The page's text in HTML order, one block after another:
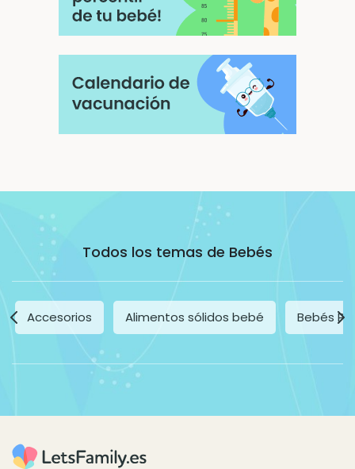
Todos los temas de Bebés
Accesorios Alimentos sólidos bebé Bebés